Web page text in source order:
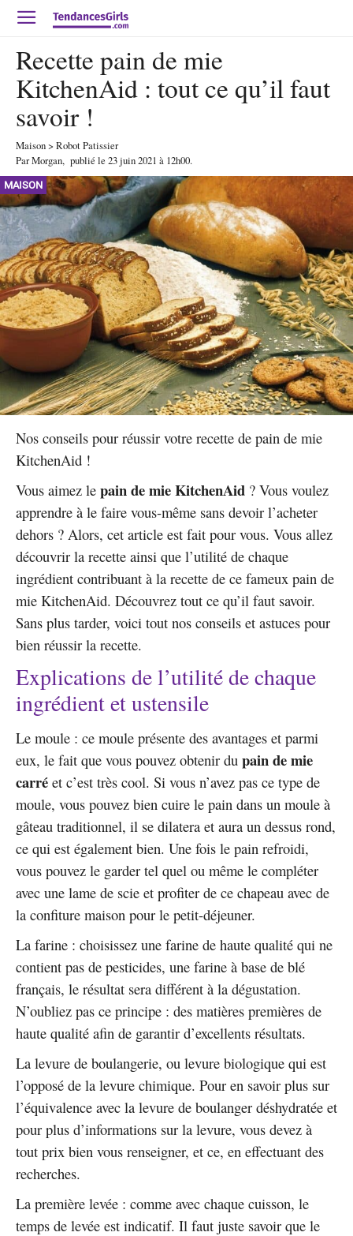
Recette pain de mie
KitchenAid : tout ce qu’il faut
savoir !
Maison> Robot Patissier
ParMorgan, publié le 23 juin 2021 à 12h00.
MAISON
Nos conseils pour réussir votre recette de pain de mie
KitchenAid !
Vous aimez le pain de mie KitchenAid ? Vous voulez
apprendre à le faire vous-même sans devoir l’acheter
dehors ? Alors, cet article est fait pour vous. Vous allez
découvrir la recette ainsi que l’utilité de chaque
ingrédient contribuant à la recette de ce fameux pain de
mie KitchenAid. Découvrez tout ce qu’il faut savoir.
Sans plus tarder, voici tout nos conseils et astuces pour
bien réussir la recette.
Explications de l’utilité de chaque
ingrédient et ustensile
Le moule : ce moule présente des avantages et parmi
eux, le fait que vous pouvez obtenir du pain de mie
carré et c’est très cool. Si vous n’avez pas ce type de
moule, vous pouvez bien cuire le pain dans un moule à
gâteau traditionnel, il se dilatera et aura un dessus rond,
ce qui est également bien. Une fois le pain refroidi,
vous pouvez le garder tel quel ou même le compléter
avec une lame de scie et profiter de ce chapeau avec de
la confiture maison pour le petit-déjeuner.
La farine : choisissez une farine de haute qualité qui ne
contient pas de pesticides, une farine à base de blé
français, le résultat sera différent à la dégustation.
N’oubliez pas ce principe : des matières premières de
haute qualité afin de garantir d’excellents résultats.
La levure de boulangerie, ou levure biologique qui est
l’opposé de la levure chimique. Pour en savoir plus sur
l’équivalence avec la levure de boulanger déshydratée et
pour plus d’informations sur la levure, vous devez à
tout prix bien vous renseigner, et ce, en effectuant des
recherches.
La première levée : comme avec chaque cuisson, le
temps de levée est indicatif. Il faut juste savoir que le